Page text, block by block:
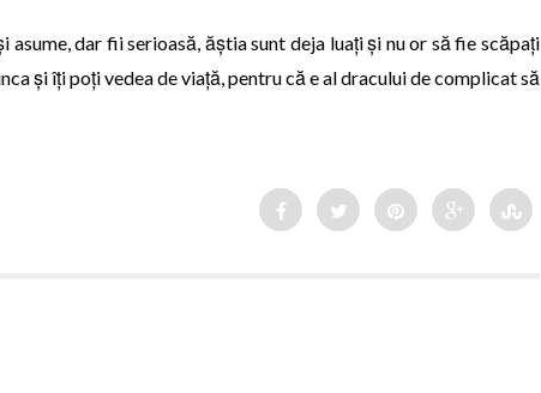
dar fii serioasă, ăștia sunt deja luați și nu or să fie scăpați
și îți poți vedea de viață, pentru că e al dracului de complicat să